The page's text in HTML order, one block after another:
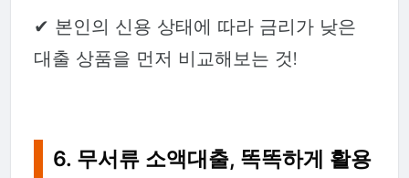
✔ 본인의 신용 상태에 따라 금리가 낮은
대출 상품을 먼저 비교해보는 것!
6. 무서류 소액대출, 똑똑하게 활용